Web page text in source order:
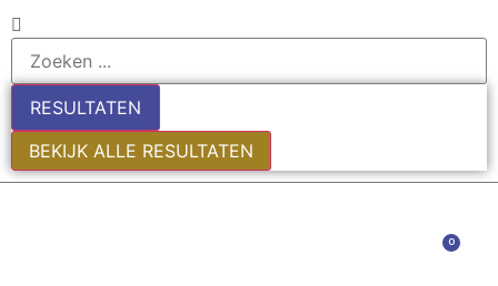
RESULTATEN
BEKIJK ALLE RESULTATEN
0